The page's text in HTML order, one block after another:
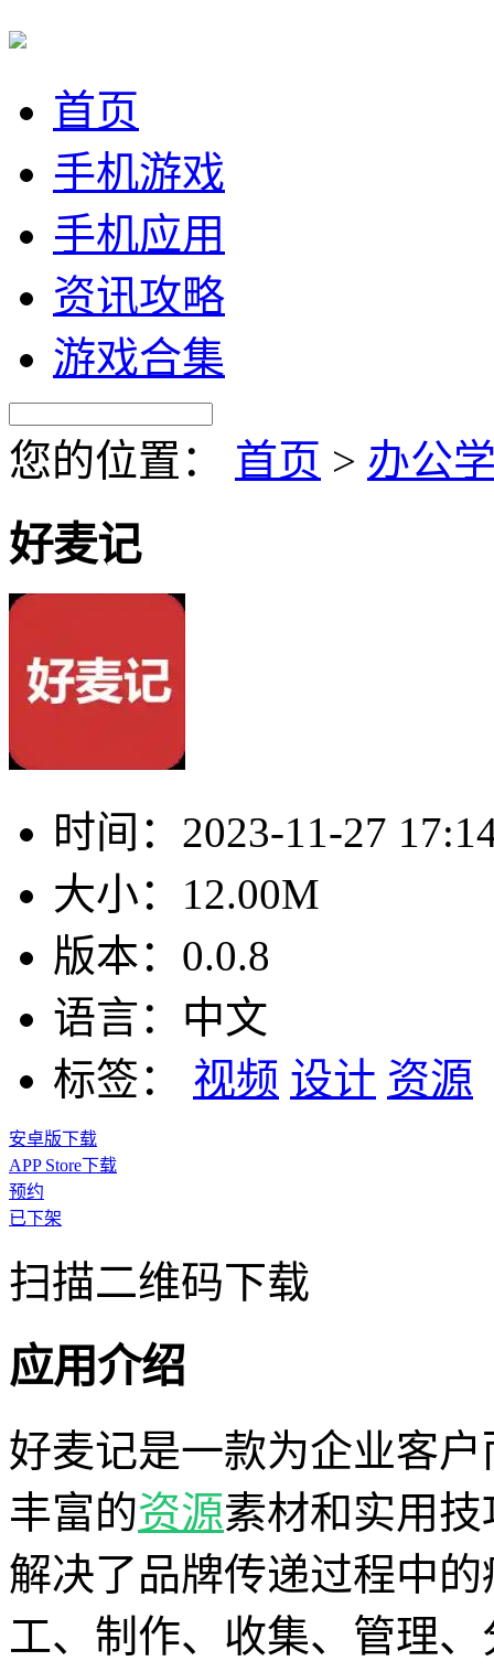
首页
手机游戏
手机应用
资讯攻略
游戏合集
您的位置： 首页 > 办公
好麦记
时间： 2023-11-27
大小： 12.00M
版本： 0.0.8
语言： 中文
标签：
视频 设计 资源
安卓版下载
APP Store下载
预约
已下架
扫描二维码下载
应用介绍
好麦记是一款为企业客户
丰富的资源素材和实用
解决了品牌传递过程中
工、制作、收集、管理